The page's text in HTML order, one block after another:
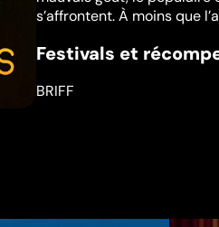
s’affrontent. À moins que
Festivals et
BRIFF